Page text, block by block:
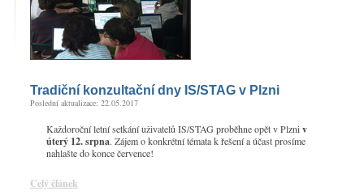
Tradiční konzultační dny IS/STAG v Plzni
Poslední aktualizace: 22.05.2017
Každoroční letní setkání uživatelů IS/STAG proběhne opět v Plzniv
úterý 12. srpna. Zájem o konkrétní témata k řešení a účast prosíme
nahlašte do konce července!
Celý článek